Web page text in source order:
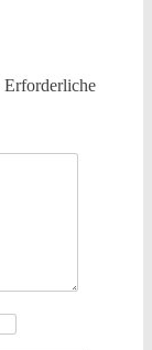
Erforderliche